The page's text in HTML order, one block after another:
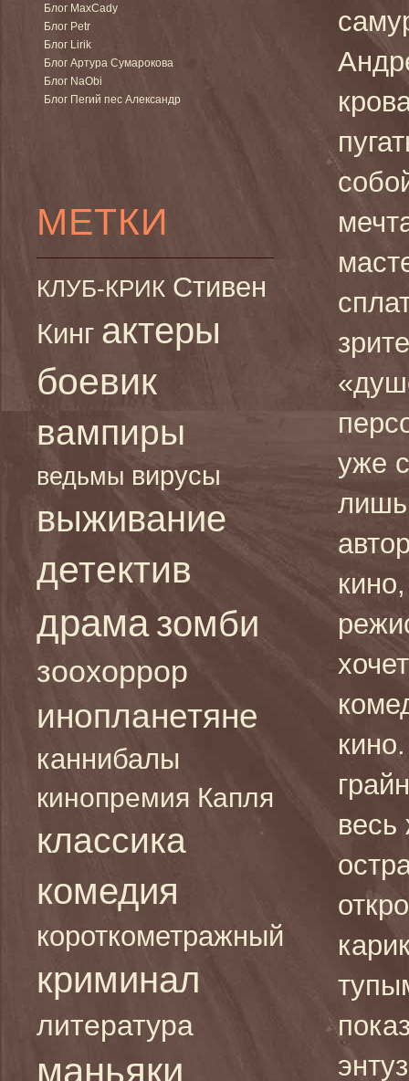
Блог MaxCady
Блог Petr
Блог Lirik
Блог Артура Сумарокова
Блог NaObi
Блог Пегий пес Александр
МЕТКИ
КЛУБ-КРИК Стивен
Кинг актеры
боевик
вампиры
ведьмы вирусы
выживание
детектив
драма зомби
зоохоррор
инопланетяне
каннибалы
кинопремия Капля
классика
комедия
короткометражный
криминал
литература
маньяки
уже
лишь
весь